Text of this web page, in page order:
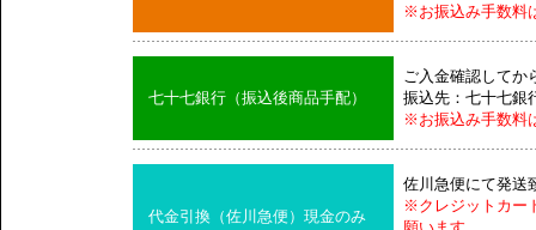
※お振込み手数料
七十七銀行（振込後商品手配）
ご入金確認してか
振込先：七十七銀
※お振込み手数料
代金引換（佐川急便）現金のみ
佐川急便にて発送
※クレジットカー